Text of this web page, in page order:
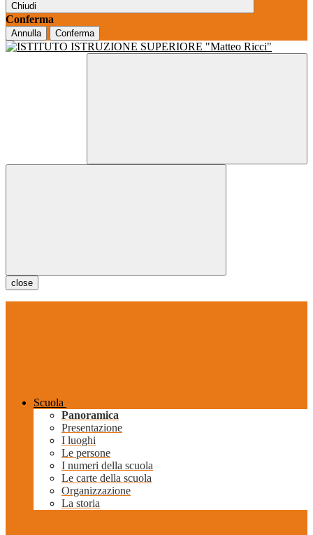
Chiudi
Conferma
Annulla Conferma
close
Scuola
Panoramica
Presentazione
I luoghi
Le persone
I numeri della scuola
Le carte della scuola
Organizzazione
La storia